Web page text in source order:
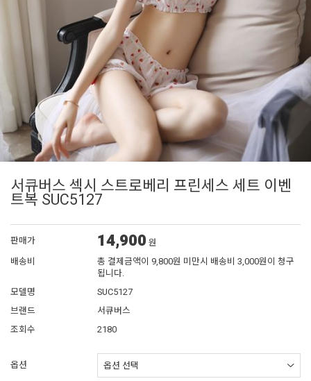
서큐버스 섹시 스트로베리 프린세스 세트 이벤
트복 SUC5127
판매가 14,900 원
배송비
총 결제금액이 9,800원 미만시 배송비 3,000원이 청구
됩니다.
모델명
SUC5127
브랜드
서큐버스
조회수
2180
옵션